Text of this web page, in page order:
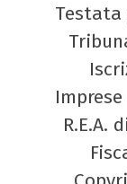
Imprese
R.E.A.